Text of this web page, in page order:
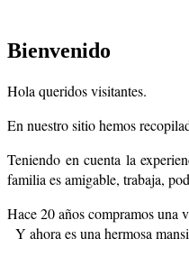
Bienvenido
Hola queridos visitantes.
En nuestro sitio hemos
Teniendo en cuenta la
familia es amigable, trabaja,
Hace 20 años compramos una
Y ahora es una hermosa